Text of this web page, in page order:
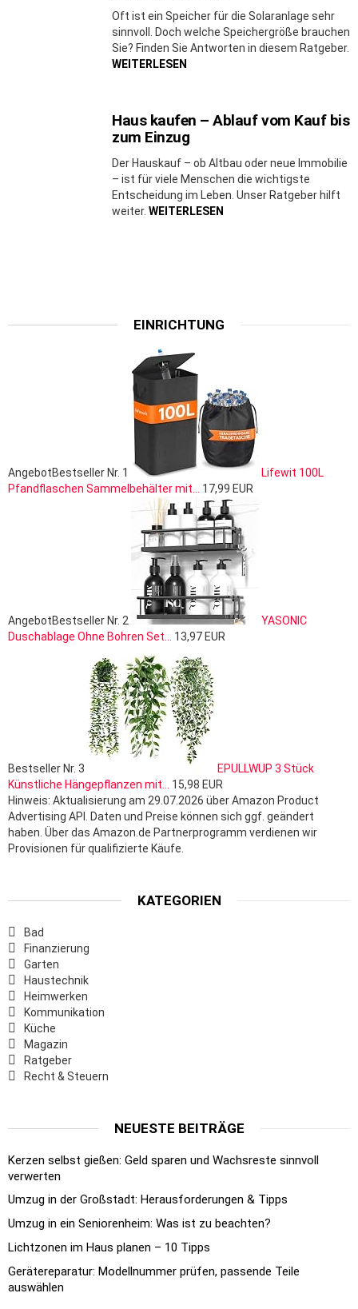
Oft ist ein Speicher für die Solaranlage sehr
sinnvoll. Doch welche Speichergröße brauchen
Sie? Finden Sie Antworten in diesem Ratgeber.
WEITERLESEN
Haus kaufen – Ablauf vom Kauf bis
zum Einzug
Der Hauskauf – ob Altbau oder neue Immobilie
– ist für viele Menschen die wichtigste
Entscheidung im Leben. Unser Ratgeber hilft
weiter. WEITERLESEN
EINRICHTUNG
AngebotBestseller Nr. 1
Lifewit 100L
Pfandflaschen Sammelbehälter mit...
17,99 EUR
AngebotBestseller Nr. 2
YASONIC
Duschablage Ohne Bohren Set...
13,97 EUR
Bestseller Nr. 3
EPULLWUP 3 Stück
Künstliche Hängepflanzen mit...
15,98 EUR
Hinweis: Aktualisierung am 29.07.2026 über Amazon Product
Advertising API. Daten und Preise können sich ggf. geändert
haben. Über das Amazon.de Partnerprogramm verdienen wir
Provisionen für qualifizierte Käufe.
KATEGORIEN
Bad
Finanzierung
Garten
Haustechnik
Heimwerken
Kommunikation
Küche
Magazin
Ratgeber
Recht & Steuern
NEUESTE BEITRÄGE
Kerzen selbst gießen: Geld sparen und Wachsreste sinnvoll
verwerten
Umzug in der Großstadt: Herausforderungen & Tipps
Umzug in ein Seniorenheim: Was ist zu beachten?
Lichtzonen im Haus planen – 10 Tipps
Gerätereparatur: Modellnummer prüfen, passende Teile
auswählen